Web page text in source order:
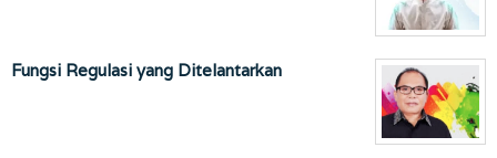
Fungsi Regulasi yang Ditelantarkan